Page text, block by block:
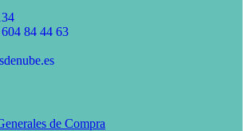
84 44 63
de Compra